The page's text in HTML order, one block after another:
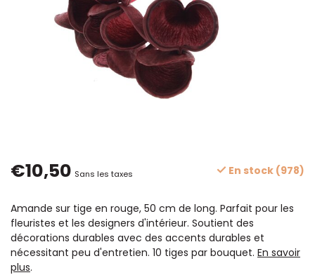
€10,50 Sans les taxes En stock (978)
Amande sur tige en rouge, 50 cm de long. Parfait pour les
fleuristes et les designers d'intérieur. Soutient des
décorations durables avec des accents durables et
nécessitant peu d'entretien. 10 tiges par bouquet. En savoir
plus.